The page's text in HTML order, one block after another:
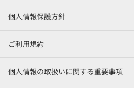
個人情報保護方針
ご利用規約
個人情報の取扱いに関する重要事項